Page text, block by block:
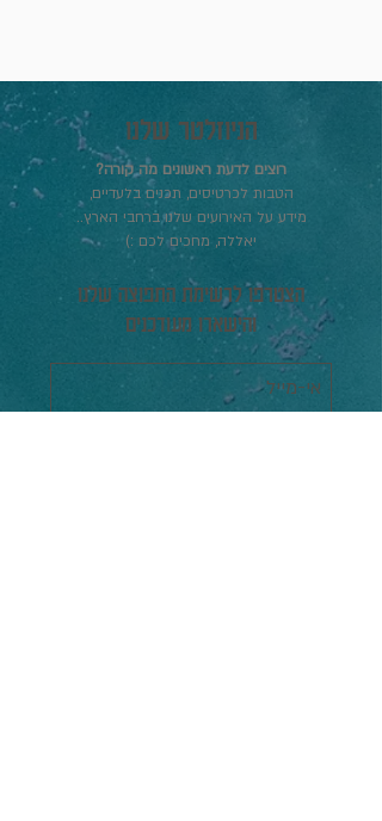
הניוזלטר שלנו
רוצים לדעת ראשונים מה קורה?
הטבות לכרטיסים, תכנים בלעדיים,
מידע על האירועים שלנו ברחבי הארץ..
יאללה, מחכים לכם :)
הצטרפו לרשימת התפוצה שלנו
והישארו מעודכנים